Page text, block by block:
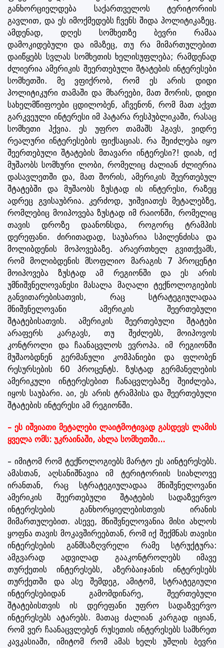
განხორციელდება საქართველოს ტერიტორიის
გავლით, და ეს იმოქმედებს ჩვენს შიდა პოლიტიკაზეც.
ამდენად, დღეს სომხეთზე ბევრი რამაა
დამოკიდებული და იმაზეც, თუ რა მიმართულებით
დაიწყებს სვლას სომხეთის ხელისუფლება; რამდენად
ძლიერია ამერიკის შეერთებული შტატების ინტერესები
სომხეთში. მე ვფიქრობ, რომ ეს არის დიდი
პოლიტიკური თამაში და მხარეები, მათ შორის, დიდი
სახელმწიფოები ცდილობენ, აჩვენონ, რომ მათ აქვთ
გარკვეული ინტერესი იმ პატარა რესპუბლიკაში, რასაც
სომხეთი ჰქვია. ეს უფრო თამაშს ჰგავს, ვიდრე
რეალური ინტერესების ფიქსაციას. რა შეიძლება იყო
შეერთებული შტატების მთავარი ინტერესი?! დიახ, იქ
მუშაობს სომხური ლობი, რომელიც ძალიან ძლიერია
დასავლეთში და, მათ შორის, ამერიკის შეერთებულ
შტატებში და მუშაობს ზუსტად ის ინტერესი, რაზეც
ადრეც გვისაუბრია. კერძოდ, უიშვიათეს მეტალებზე,
რომლებიც მოიპოვება ზუსტად იმ რაიონში, რომელიც
თავის დროზე დაანონსდა, როგორც ტრამპის
დერეფანი. ძირითადად, საუბარია სპილენძისა და
მოლიბდენის მოპოვებაზე. არაერთხელ გვითქვამს,
რომ მოლიბდენის მსოფლიო მარაგის 7 პროცენტი
მოიპოვება ზუსტად ამ რეგიონში და ეს არის
უმნიშვნელოვანესი მასალა მაღალი ტექნოლოგიების
განვითარებისათვის, რაც სტრატეგიულადაა
მნიშვნელოვანი ამერიკის შეერთებული
შტატებისათვის. ამერიკის შეერთებული შტატები
არაფერს კარგავს, თუ შეძლებს, მოიპოვოს
კონტროლი და ჩაანაცვლოს ევროპა. იმ რეგიონში
მუშაობდნენ გერმანული კომპანიები და ფლობენ
რესურსების 60 პროცენტს. ზუსტად გერმანელების
ამერიკული ინტერესებით ჩანაცვლებაზე შეიძლება,
იყოს საუბარი. აი, ეს არის ტრამპისა და შეერთებული
შტატების ინტერესი ამ რეგიონში.
– ეს იშვიათი მეტალები ლაიტმოტივად გასდევს ლამის
ყველა ომს: უკრაინაში, ახლა სომხეთში...
– იმიტომ რომ ტექნოლოგიებს მარტო ეს აინტერესებს.
ამასთან, აღსანიშნავია იმ ტერიტორიის სიახლოვე
ირანთან, რაც სტრატეგიულადაა მნიშვნელოვანი
ამერიკის შეერთებული შტატების სადაზვერვო
ინტერესების განხორციელებისთვის ირანის
მიმართულებით. ასევე, მნიშვნელოვანია მისი ახლოს
ყოფნა თავის მოკავშირეებთან, რომ იქ შექმნას თავისი
ინტერესების განმსაზღვრელი რამე სტრუქტურა:
ამგვარად ადვილად გააკონტროლებს იმავე
თურქეთის ინტერესებს, აზერბაიჯანის ინტერესებს
თურქეთში და ასე შემდეგ, ამიტომ, სტრატეგიული
ინტერესებიდან გამომდინარე, შეერთებული
შტატებისთვის ის დერეფანი უფრო სადაზვერვო
ინტერესებს ატარებს. მათაც ძალიან კარგად იციან,
რომ ვერ ჩაანაცვლებენ რუსეთის ინტერესებს სამხრეთ
კავკასიაში, იმიტომ რომ ამას ხელს უშლის ბევრი